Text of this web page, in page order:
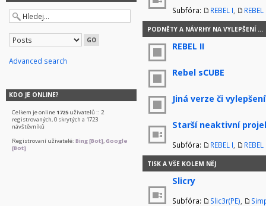
Advanced search
KDO JE ONLINE?
Celkem je online 1725 uživatelů :: 2
registrovaných, 0 skrytých a 1723
návštěvníků
Registrovaní uživatelé: Bing [Bot],Google
[Bot]
Subfóra: REBEL I REBEL
PODNĚTY A NÁVRHY NA VYLEPŠENÍ ...
REBEL II
Rebel sCUBE
Jiná verze či
Starší neaktivní
Subfóra: REBEL I REBEL
TISK A VŠE KOLEM NĚJ
Slicry
Subfóra: Slic3r(PE)